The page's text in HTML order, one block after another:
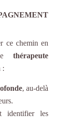
ce chemin en
thérapeute
:
, au-delà
les